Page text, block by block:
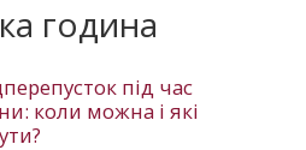
година
під час
коли можна і які